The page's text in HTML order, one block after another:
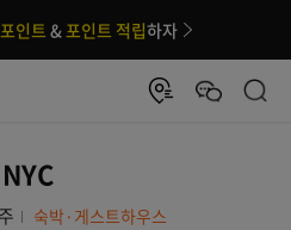
인트 &포인트 적립하자
숙박·게스트하우스